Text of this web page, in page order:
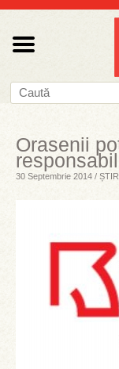
Orasenii
responsabil
30 Septembrie 2014 /